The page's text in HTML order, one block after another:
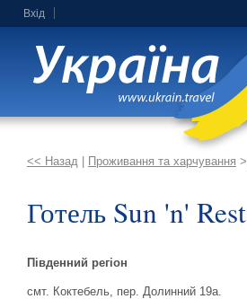
Вхід
<< Назад Проживання та харчування >
Готель Sun 'n' Rest
Південний регіон
смт. Коктебель, пер. Долинний 19а.